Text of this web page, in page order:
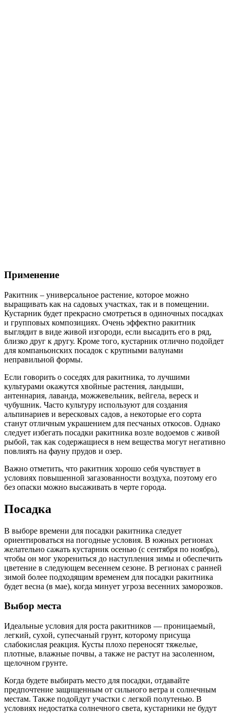
Применение
Ракитник – универсальное растение, которое можно
выращивать как на садовых участках, так и в помещении.
Кустарник будет прекрасно смотреться в одиночных посадках
и групповых композициях. Очень эффектно ракитник
выглядит в виде живой изгороди, если высадить его в ряд,
близко друг к другу. Кроме того, кустарник отлично подойдет
для компаньонских посадок с крупными валунами
неправильной формы.
Если говорить о соседях для ракитника, то лучшими
культурами окажутся хвойные растения, ландыши,
антеннария, лаванда, можжевельник, вейгела, вереск и
чубушник. Часто культуру используют для создания
альпинариев и вересковых садов, а некоторые его сорта
станут отличным украшением для песчаных откосов. Однако
следует избегать посадки ракитника возле водоемов с живой
рыбой, так как содержащиеся в нем вещества могут негативно
повлиять на фауну прудов и озер.
Важно отметить, что ракитник хорошо себя чувствует в
условиях повышенной загазованности воздуха, поэтому его
без опаски можно высаживать в черте города.
Посадка
В выборе времени для посадки ракитника следует
ориентироваться на погодные условия. В южных регионах
желательно сажать кустарник осенью (с сентября по ноябрь),
чтобы он мог укорениться до наступления зимы и обеспечить
цветение в следующем весеннем сезоне. В регионах с ранней
зимой более подходящим временем для посадки ракитника
будет весна (в мае), когда минует угроза весенних заморозков.
Выбор места
Идеальные условия для роста ракитников — проницаемый,
легкий, сухой, супесчаный грунт, которому присуща
слабокислая реакция. Кусты плохо переносят тяжелые,
плотные, влажные почвы, а также не растут на засоленном,
щелочном грунте.
Когда будете выбирать место для посадки, отдавайте
предпочтение защищенным от сильного ветра и солнечным
местам. Также подойдут участки с легкой полутенью. В
условиях недостатка солнечного света, кустарники не будут